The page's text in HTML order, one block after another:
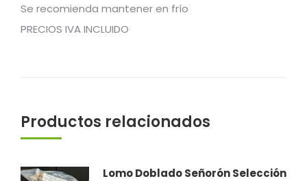
Se recomienda mantener en frío
PRECIOS IVA INCLUIDO
Productos relacionados
Lomo Doblado Señorón Selección